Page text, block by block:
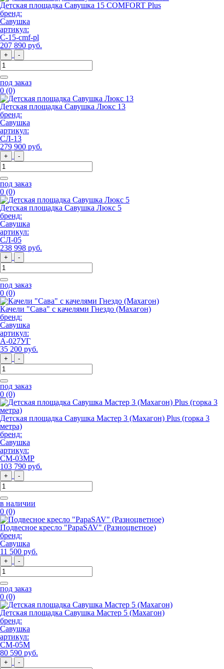
Детская площадка Савушка 15 COMFORT Plus
бренд:
Савушка
артикул:
С-15-cmf-pl
207 890 руб.
+ -
под заказ
0 (0)
Детская площадка Савушка Люкс 13
бренд:
Савушка
артикул:
СЛ-13
279 900 руб.
+ -
под заказ
0 (0)
Детская площадка Савушка Люкс 5
бренд:
Савушка
артикул:
СЛ-05
238 998 руб.
+ -
под заказ
0 (0)
Качели "Сава" с качелями Гнездо (Махагон)
бренд:
Савушка
артикул:
A-027УГ
35 200 руб.
+ -
под заказ
0 (0)
Детская площадка Савушка Мастер 3 (Махагон) Plus (горка 3
метра)
бренд:
Савушка
артикул:
СМ-03МР
103 790 руб.
+ -
в наличии
0 (0)
Подвесное кресло "PapaSAV" (Разноцветное)
бренд:
Савушка
11 500 руб.
+ -
под заказ
0 (0)
Детская площадка Савушка Мастер 5 (Махагон)
бренд:
Савушка
артикул:
СМ-05М
80 590 руб.
+ -